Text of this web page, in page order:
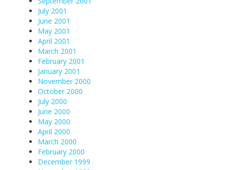
July 2001
June 2001
May 2001
April 2001
March 2001
February 2001
January 2001
November 2000
October 2000
July 2000
June 2000
May 2000
April 2000
March 2000
February 2000
December 1999